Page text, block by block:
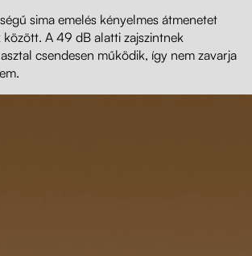
sima emelés kényelmes átmenetet
között. A 49 dB alatti zajszintnek
csendesen működik, így nem zavarja